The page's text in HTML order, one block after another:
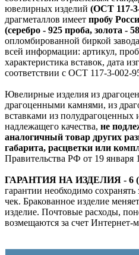
ювелирных изделий (ОСТ 117-
драгметаллов имеет пробу
(серебро - 925 проба, золота -
опломбированной биркой
всей информации: артикул,
характеристика вставок, дата
соответствии с ОСТ 117-3-002-
Ювелирные изделия из
драгоценными камнями, из
вставками из полудрагоценных
надлежащего качества, не
аналогичный товар других
габарита, расцветки или
Правительства РФ от 19 января
ГАРАНТИЯ НА ИЗДЕЛИЯ - 6
гарантии необходимо
чек. Бракованное изделие
изделие. Почтовые расходы,
возмещаются за счет Интернет-